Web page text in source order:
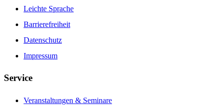
Leichte Sprache
Barrierefreiheit
Datenschutz
Impressum
Service
Veranstaltungen & Seminare